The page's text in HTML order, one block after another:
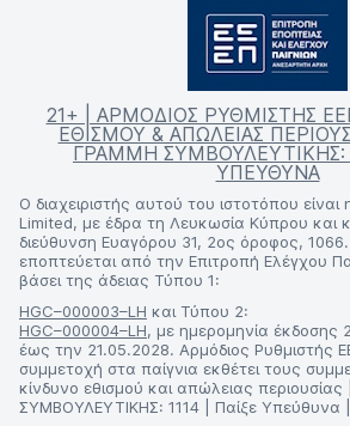
21+ | ΑΡΜΟΔΙΟΣ ΡΥΘΜΙΣΤΗΣ
ΕΘΙΣΜΟΥ & ΑΠΩΛΕΙΑΣ
ΓΡΑΜΜΗ ΣΥΜΒΟΥΛΕΥΤΙΚΗΣ:
ΥΠΕΥΘΥΝΑ
Ο διαχειριστής αυτού του ιστοτόπου είναι
Limited, με έδρα τη Λευκωσία Κύπρου και
διεύθυνση Ευαγόρου 31, 2ος όροφος,
εποπτεύεται από την Επιτροπή Ελέγχου
βάσει της άδειας Τύπου 1:
HGC–000003–LH και Τύπου 2:
HGC–000004–LH, με ημερομηνία έκδοσης
έως την 21.05.2028. Αρμόδιος Ρυθμιστής
συμμετοχή στα παίγνια εκθέτει τους
κίνδυνο εθισμού και απώλειας
ΣΥΜΒΟΥΛΕΥΤΙΚΗΣ: 1114 | Παίξε Υπεύθυνα |